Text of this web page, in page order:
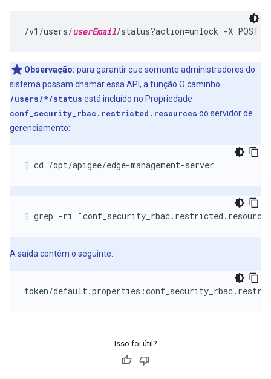
/v1/users/userEmail/status?action=unlock -X POST
Observação: para garantir que somente administradores do
sistema possam chamar essa API, a função O caminho
/users/*/status está incluído no Propriedade
conf_security_rbac.restricted.resources do servidor de
gerenciamento:
cd /opt/apigee/edge-management-server
grep -ri
A saída contém o seguinte:
token/
Isso foi útil?